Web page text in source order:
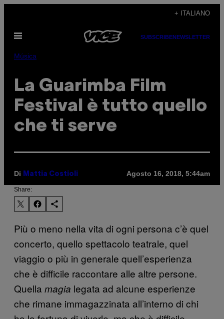
contenuto
+ ITALIANO
Apri
SUBSCRIBENEWSLETTER
Música
La Guarimba Film
Festival è tutto quello
che ti serve
Di Mattia Costioli Agosto 16, 2018, 5:44am
Share:
Più o meno nella vita di ogni persona c’è quel
concerto, quello spettacolo teatrale, quel
viaggio o più in generale quell’esperienza
che è difficile raccontare alle altre persone.
Quella magia legata ad alcune esperienze
che rimane immagazzinata all’interno di chi